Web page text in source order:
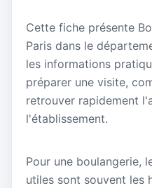
Cette fiche présente
Paris dans le
les informations
préparer une visite,
retrouver rapidement
l'établissement.
Pour une boulangerie,
utiles sont souvent les